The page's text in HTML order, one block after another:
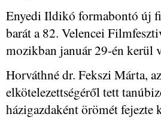
Enyedi Ildikó formabontó új
barát a 82. Velencei
mozikban január 29-én kerül
Horváthné dr. Fekszi Márta,
elkötelezettségéről tett
házigazdaként örömét